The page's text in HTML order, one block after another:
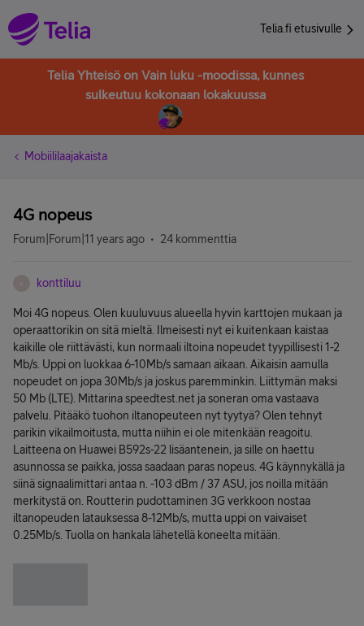
Telia.fi etusivulle
Telia Yhteisö on Vain luku -moodissa, kunnes
sulkeutuu kokonaan lokakuussa
Mobiililaajakaista
4G nopeus
Forum|Forum|11 years ago 24 kommenttia
konttiluu
Moi 4G nopeus. Olen kuuluvuus alueella hyvin karttojen mukaan ja
operaattorikin on sitä mieltä. Ilmeisesti nyt ei kuitenkaan kaistaa
kaikille ole riittävästi, kun normaali iltoina nopeudet tyypillisesti 1-2
Mb/s. Uppi on luokkaa 6-10Mb/s samaan aikaan. Aikaisin aamulla
nopeudet on jopa 30Mb/s ja joskus paremminkin. Liittymän maksi
50 Mb (LTE). Mittarina speedtest.net ja soneran oma vastaava
palvelu. Pitääkö tuohon iltanopeuteen nyt tyytyä? Olen tehnyt
parikin vikailmoitusta, mutta niihin ei ole mitenkään reagoitu.
Laitteena on Huawei B592s-22 lisäantenein, ja sille on haettu
asunnossa se paikka, jossa saadaan paras nopeus. 4G käynnykällä ja
siinä signaalimittari antaa n. -103 dBm / 37 ASU, jos noilla mitään
merkitystä on. Routterin pudottaminen 3G verkkoon nostaa
iltanopeuden latauksessa 8-12Mb/s, mutta uppi on vaivaiset
0.25Mb/s. Tuolla on hankala lähetellä koneelta mitään.